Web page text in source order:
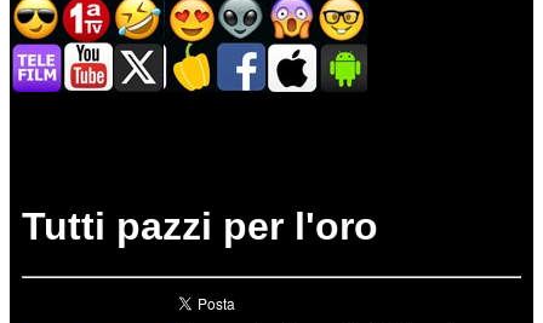
Tutti pazzi per l'oro